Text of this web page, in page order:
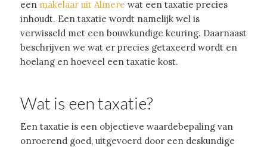
een makelaar uit Almere wat een taxatie precies
inhoudt. Een taxatie wordt namelijk wel is
verwisseld met een bouwkundige keuring. Daarnaast
beschrijven we wat er precies getaxeerd wordt en
hoelang en hoeveel een taxatie kost.
Wat is een taxatie?
Een taxatie is een objectieve waardebepaling van
onroerend goed, uitgevoerd door een deskundige